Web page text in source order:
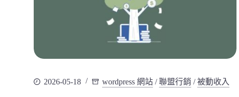
2026-05-18 wordpress 網站 /聯盟行銷 /被動收入